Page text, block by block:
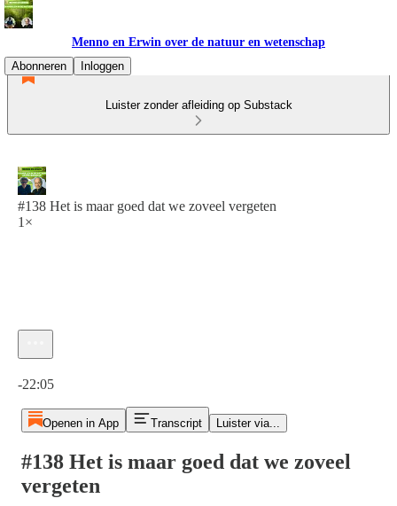
Menno en Erwin over de natuur en wetenschap
Abonneren
Inloggen
Luister zonder afleiding op Substack
#138 Het is maar goed dat we zoveel vergeten
1×
-22:05
Openen in App Transcript Luister via...
#138 Het is maar goed dat we zoveel
vergeten